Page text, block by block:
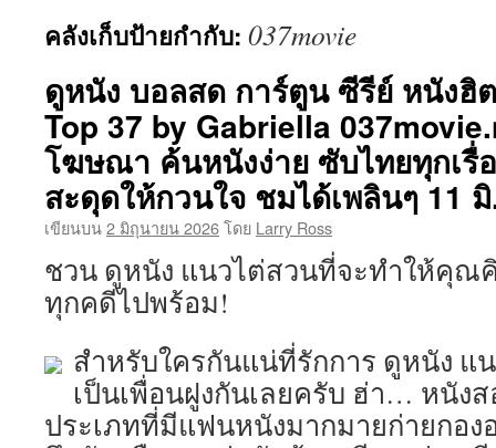
เนื้อหา
คลังเก็บป้ายกำกับ: 037movie
ดูหนัง บอลสด การ์ตูน ซีรีย์ หนังฮิ
Top 37 by Gabriella
โฆษณา ค้นหนังง่าย ซับไทยทุกเรื่
สะดุดให้กวนใจ ชมได้เพลินๆ 11
เขียนบน2 มิถุนายน 2026โดย Larry Ross
ชวน ดูหนัง แนวไต่สวนที่จะทำให้คุณ
ทุกคดีไปพร้อม!
สำหรับใครกันแน่ที่รักการ ดูหนัง แ
เป็นเพื่อนฝูงกันเลยครับ ฮ่า… หนัง
ประเภทที่มีแฟนหนังมากมายก่ายกอ